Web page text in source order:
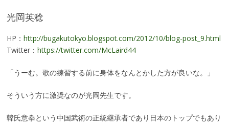
光岡英稔
HP： http://bugakutokyo.blogspot.com/2012/10/blog-post_9.html
Twitter： https://twitter.com/McLaird44
「うーむ。歌の練習する前に身体をなんとかした方が良いな。」
そういう方に激奨なのが光岡先生です。
韓氏意拳という中国武術の正統継承者であり日本のトップでもあり